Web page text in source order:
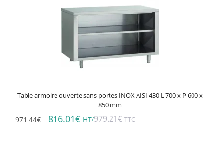
Table armoire ouverte sans portes INOX AISI 430 L 700 x P 600 x
850 mm
971.44€ 816.01€ HT/979.21€ TTC